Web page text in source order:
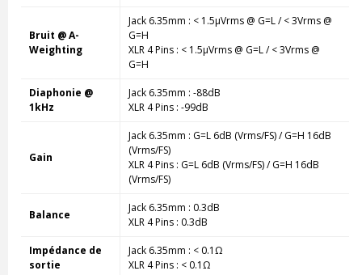
Bruit @ A-
Weighting
Jack 6.35mm : < 1.5µVrms @ G=L / < 3Vrms @
G=H
XLR 4 Pins : < 1.5µVrms @ G=L / < 3Vrms @
G=H
Diaphonie @
1kHz
Jack 6.35mm : -88dB
XLR 4 Pins : -99dB
Gain
Jack 6.35mm : G=L 6dB (Vrms/FS) / G=H 16dB
(Vrms/FS)
XLR 4 Pins : G=L 6dB (Vrms/FS) / G=H 16dB
(Vrms/FS)
Balance
Jack 6.35mm : 0.3dB
XLR 4 Pins : 0.3dB
Impédance de
sortie
Jack 6.35mm : < 0.1Ω
XLR 4 Pins : < 0.1Ω